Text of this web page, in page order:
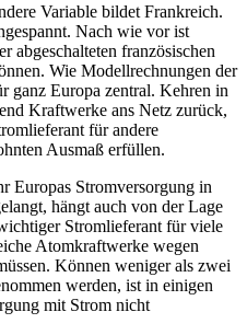
Variable bildet Frankreich.
Nach wie vor ist
abgeschalteten französischen
Wie Modellrechnungen der
ganz Europa zentral. Kehren in
Kraftwerke ans Netz zurück,
für andere
Ausmaß erfüllen.
Europas Stromversorgung in
hängt auch von der Lage
Stromlieferant für viele
Atomkraftwerke wegen
Können weniger als zwei
werden, ist in einigen
mit Strom nicht